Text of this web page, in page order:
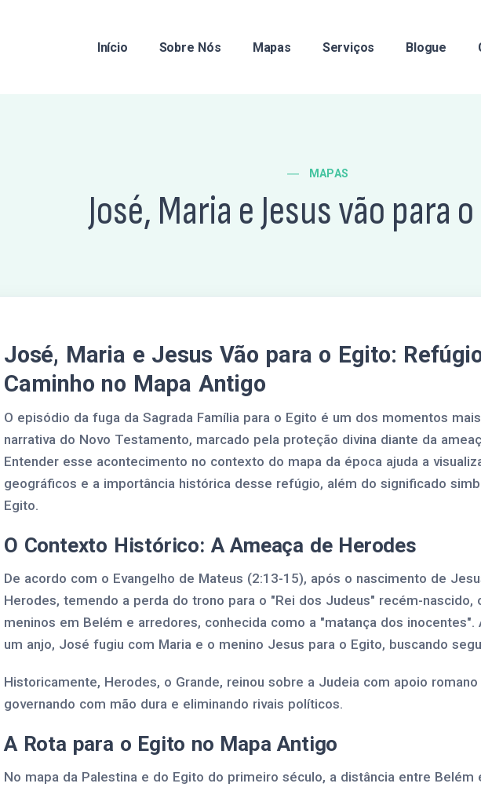
Início Sobre Nós Mapas Serviços Blogue
MAPAS
José, Maria e Jesus vão para
José, Maria e Jesus Vão para o Egito:
Caminho no Mapa Antigo
O episódio da fuga da Sagrada Família para o Egito é um dos momentos
narrativa do Novo Testamento, marcado pela proteção divina diante da
Entender esse acontecimento no contexto do mapa da época ajuda a
geográficos e a importância histórica desse refúgio, além do significado
Egito.
O Contexto Histórico: A Ameaça de Herodes
De acordo com o Evangelho de Mateus (2:13-15), após o nascimento de
Herodes, temendo a perda do trono para o "Rei dos Judeus" recém-nascido,
meninos em Belém e arredores, conhecida como a "matança dos
um anjo, José fugiu com Maria e o menino Jesus para o Egito, buscando
Historicamente, Herodes, o Grande, reinou sobre a Judeia com apoio romano
governando com mão dura e eliminando rivais políticos.
A Rota para o Egito no Mapa Antigo
No mapa da Palestina e do Egito do primeiro século, a distância entre Belém